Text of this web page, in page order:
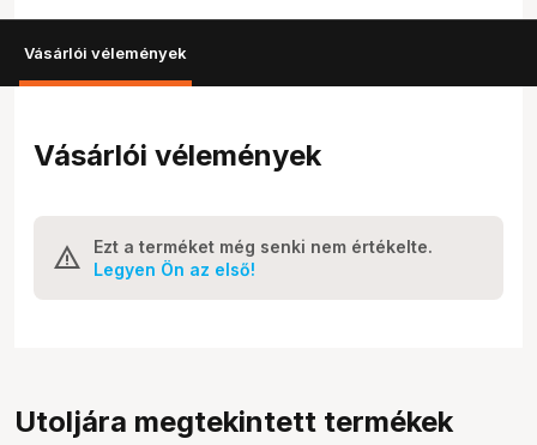
Vásárlói vélemények
Vásárlói vélemények
Ezt a terméket még senki nem értékelte.
Legyen Ön az első!
Utoljára megtekintett termékek